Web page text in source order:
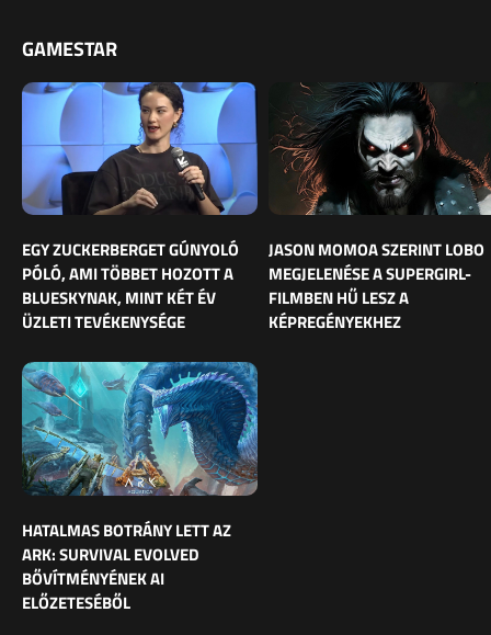
GAMESTAR
EGY ZUCKERBERGET GÚNYOLÓ
PÓLÓ, AMI TÖBBET HOZOTT A
BLUESKYNAK, MINT KÉT ÉV
ÜZLETI TEVÉKENYSÉGE
JASON MOMOA SZERINT LOBO
MEGJELENÉSE A SUPERGIRL-
FILMBEN HŰ LESZ A
KÉPREGÉNYEKHEZ
HATALMAS BOTRÁNY LETT AZ
ARK: SURVIVAL EVOLVED
BŐVÍTMÉNYÉNEK AI
ELŐZETESÉBŐL